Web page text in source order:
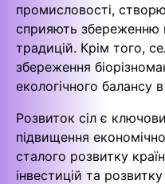
промисловості,
сприяють збереженню
традицій. Крім того,
збереження
екологічного балансу
Розвиток сіл є
підвищення
сталого розвитку
інвестицій та